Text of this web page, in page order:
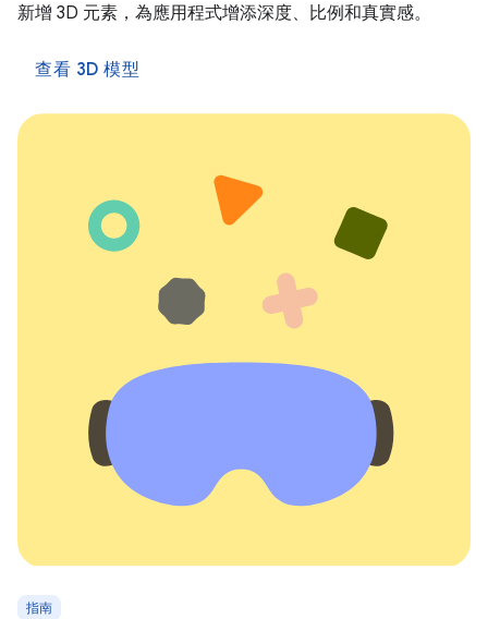
新增 3D 元素，為應用程式增添深度、比例和真實感。
查看 3D 模型
指南